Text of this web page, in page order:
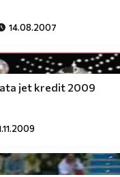
14.08.2007
jet kredit 2009